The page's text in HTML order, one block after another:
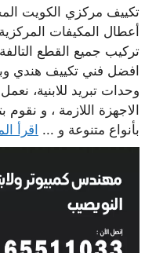
تكييف مركزي الكويت
أعطال المكيفات
تركيب جميع القطع
افضل فني تكييف هندي
وحدات تبريد للابنية،
الاجهزة اللازمة ، و
بأنواع متنوعة و ...
اقرأ